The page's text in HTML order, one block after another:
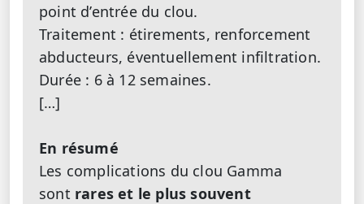
point d’entrée du clou.
Traitement : étirements, renforcement
abducteurs, éventuellement infiltration.
Durée : 6 à 12 semaines.
[…]
En résumé
Les complications du clou Gamma
sont rares et le plus souvent